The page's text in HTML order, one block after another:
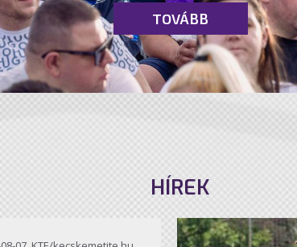
TOVÁBB
HÍREK